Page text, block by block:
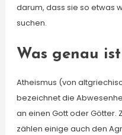
darum, dass sie so etwas
suchen.
Was genau
Atheismus (von
bezeichnet die
an einen Gott oder Götter.
zählen einige auch den